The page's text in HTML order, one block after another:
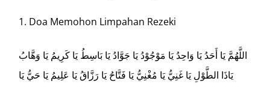
Doa Memohon Limpahan Rezeki
اللَّهُمَّ يَا أَحَدُ يَا وَاحِدُ يَا مَوْجُوْدُ يَا جَوَّادُ يَا بَاسِطُ يَا كَرِيمُ يَا وَهَّابُ
يَاذَا الطَّوْلِ يَا غَنِيُّ يَا مُغْنِيُّ يَا فَتَّاحُ يَا رَزَّاقُ يَا عَلِيمُ يَا حَيُّ يَا